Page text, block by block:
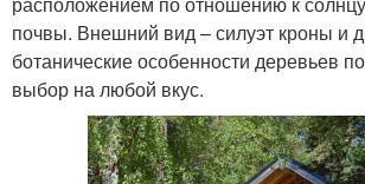
почвы. Внешний вид – силуэт кроны и
ботанические особенности деревьев
выбор на любой вкус.